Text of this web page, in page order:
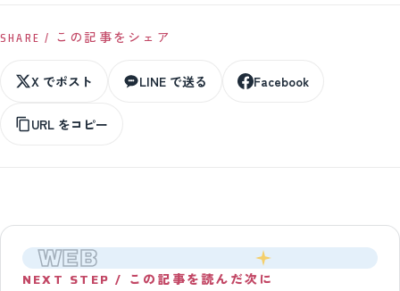
SHARE / この記事をシェア
X でポスト LINE で送る Facebook
URL をコピー
WEB
NEXT STEP / この記事を読んだ次に